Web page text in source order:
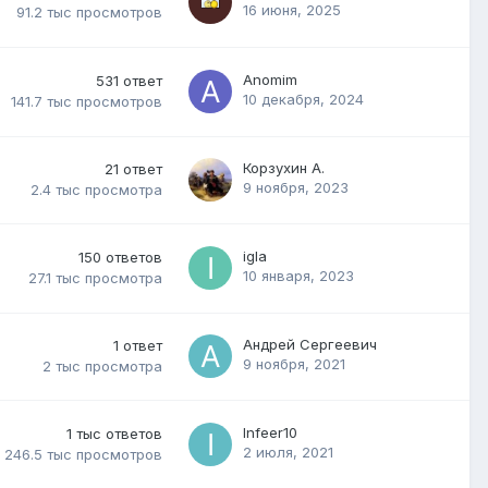
91.2 тыс просмотров
16 июня, 2025
531 ответ
141.7 тыс просмотров
Anomim
10 декабря, 2024
21 ответ
2.4 тыс просмотра
Корзухин А.
9 ноября, 2023
150 ответов
27.1 тыс просмотра
igla
10 января, 2023
1 ответ
2 тыс просмотра
Андрей Сергеевич
9 ноября, 2021
1 тыс ответов
246.5 тыс просмотров
Infeer10
2 июля, 2021